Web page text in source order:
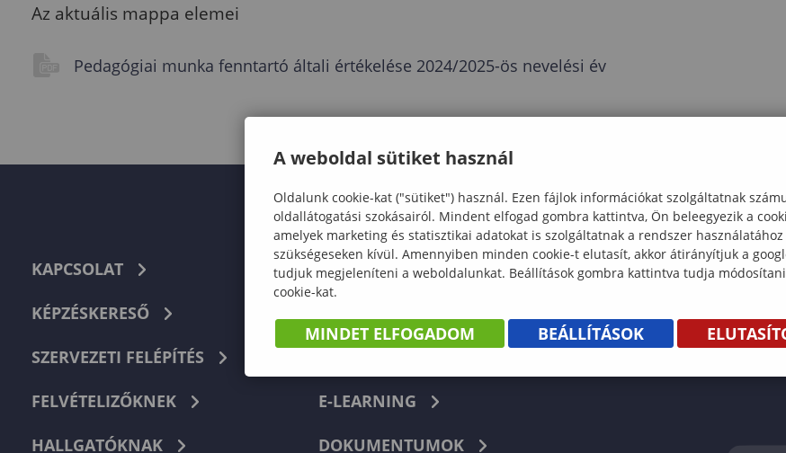
Az aktuális mappa elemei
Pedagógiai munka fenntartó általi értékelése 2024/2025-ös nevelési év
KAPCSOLAT
KÉPZÉSKERESŐ
SZERVEZETI FELÉPÍTÉS
FELVÉTELIZŐKNEK
HALLGATÓKNAK
TELEFONKÖNYV
E-LEARNING
DOKUMENTUMOK
Facebook
A weboldal sütiket használ
Oldalunk cookie-kat ("sütiket") használ. Ezen fájlok információkat szolgáltatnak
oldallátogatási szokásairól. Mindent elfogad gombra kattintva, Ön beleegyezik a
amelyek marketing és statisztikai adatokat is szolgáltatnak a rendszer
szükségeseken kívül. Amennyiben minden cookie-t elutasít, akkor átirányítjuk a
tudjuk megjeleníteni a weboldalunkat. Beállítások gombra kattintva tudja
cookie-kat.
MINDET ELFOGADOM BEÁLLÍTÁSOK